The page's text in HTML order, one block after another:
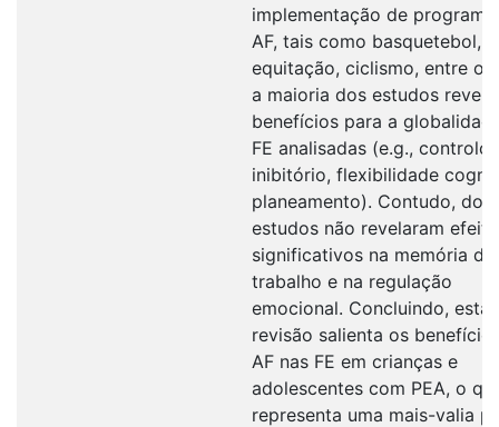
implementação de
AF, tais como basquetebol,
equitação, ciclismo, entre
a maioria dos estudos
benefícios para a
FE analisadas (e.g., controlo
inibitório, flexibilidade
planeamento). Contudo, dois
estudos não revelaram
significativos na memória de
trabalho e na regulação
emocional. Concluindo, esta
revisão salienta os
AF nas FE em crianças e
adolescentes com PEA, o
representa uma mais-valia